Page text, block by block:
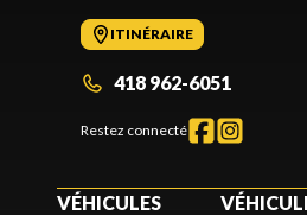
ITINÉRAIRE
418 962-6051
Restez connecté
VÉHICULES